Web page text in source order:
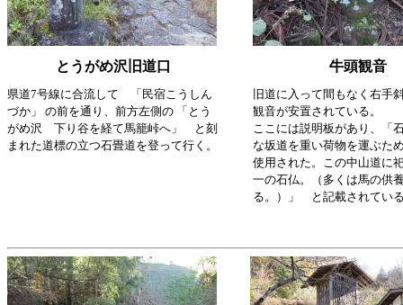
とうがめ沢旧道口 牛頭観音
県道7号線に合流して 「民宿こうしん
づか」 の前を通り、前方左側の 「とう
がめ沢 下り谷を経て馬籠峠へ」 と刻
まれた道標の立つ石畳道を登って行く。
旧道に入って間もなく右手
観音が安置されている。
ここには説明板があり、「
な坂道を重い荷物を運ぶた
使用された。この中山道に
一の石仏。（多くは馬の供
る。）」 と記載されてい